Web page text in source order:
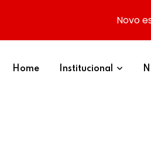
Home Institucional
Novo